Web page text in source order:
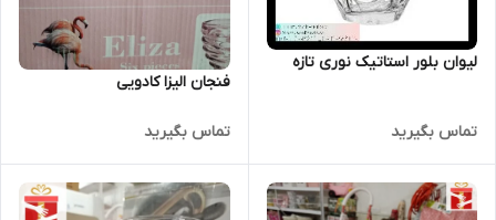
لیوان بلور استاتیک نوری تازه
تماس بگیرید
فنجان الیزا کادویی
تماس بگیرید